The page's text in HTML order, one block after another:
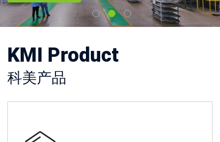
KMI Product
科美产品